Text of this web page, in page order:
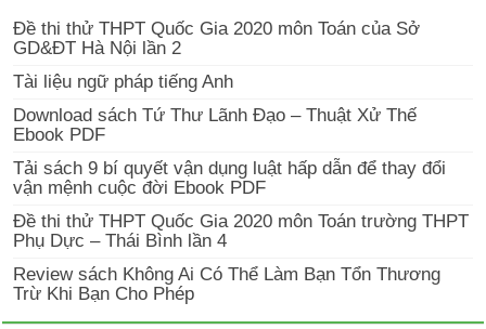
Đề thi thử THPT Quốc Gia 2020 môn Toán của Sở
GD&ĐT Hà Nội lần 2
Tài liệu ngữ pháp tiếng Anh
Download sách Tứ Thư Lãnh Đạo – Thuật Xử Thế
Ebook PDF
Tải sách 9 bí quyết vận dụng luật hấp dẫn để thay đổi
vận mệnh cuộc đời Ebook PDF
Đề thi thử THPT Quốc Gia 2020 môn Toán trường THPT
Phụ Dực – Thái Bình lần 4
Review sách Không Ai Có Thể Làm Bạn Tổn Thương
Trừ Khi Bạn Cho Phép